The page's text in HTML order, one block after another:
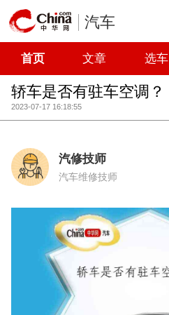
汽车
首页 文章 选车
轿车是否有驻车空调？
2023-07-17 16:18:55
汽修技师
汽车维修技师